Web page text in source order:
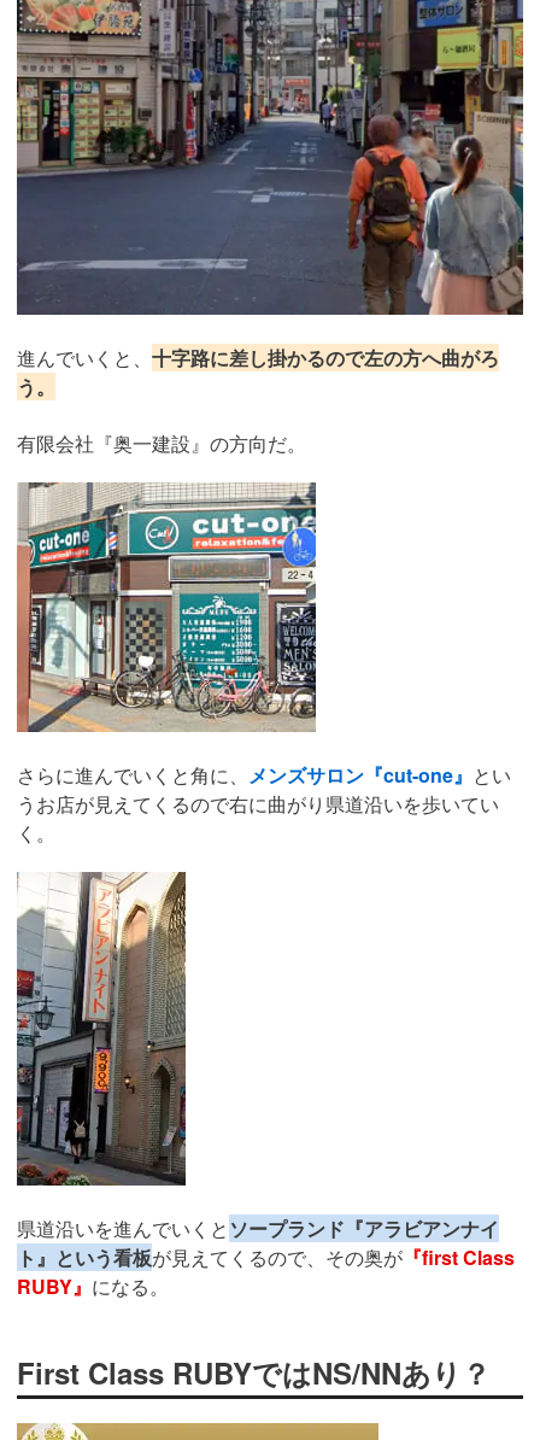
進んでいくと、 十字路に差し掛かるので左の方へ曲がろ
う。
有限会社『奥一建設』の方向だ。
さらに進んでいくと角に、 メンズサロン『cut-one』 とい
うお店が見えてくるので右に曲がり県道沿いを歩いてい
く。
県道沿いを進んでいくと ソープランド『アラビアンナイ
ト』という看板が見えてくるので、その奥が 『first Class
RUBY』 になる。
First Class RUBYではNS/NNあり？